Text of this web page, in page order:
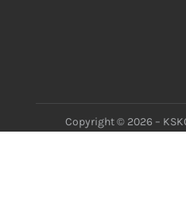
Copyright © 2026 –